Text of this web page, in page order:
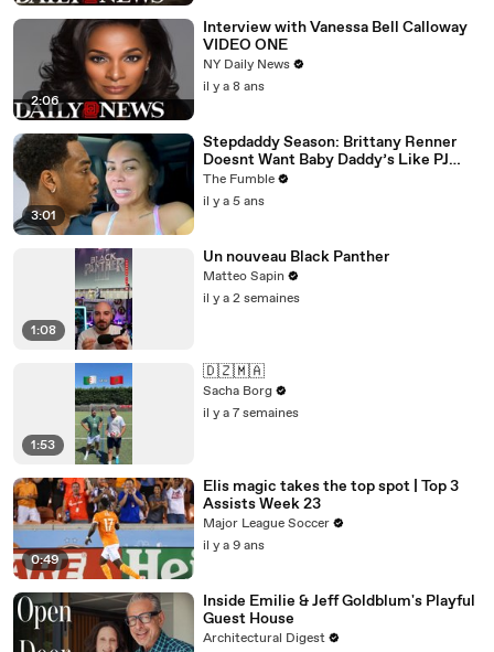
2:06
Interview with Vanessa Bell Calloway
VIDEO ONE
NY Daily News
il y a 8 ans
3:01
Stepdaddy Season: Brittany Renner
Doesnt Want Baby Daddy’s Like PJ
Washington To Block Her Blessings
The Fumble
il y a 5 ans
1:08
Un nouveau Black Panther
Matteo Sapin
il y a 2 semaines
1:53
🇩🇿🇲🇦
Sacha Borg
il y a 7 semaines
0:49
Elis magic takes the top spot | Top 3
Assists Week 23
Major League Soccer
il y a 9 ans
Inside Emilie & Jeff Goldblum's Playful
Guest House
Architectural Digest